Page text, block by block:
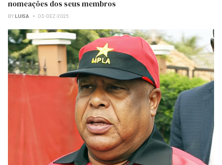
nomeações dos seus membros
BY LUISA 03-DEZ-2025